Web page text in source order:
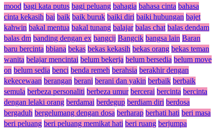
mood bagi kata putus bagi peluang bahagia bahasa cinta bahasa
cinta kekasih bai baik baik buruk baiki diri baiki hubungan bajet
kahwin bakal mentua bakal tunang balajar balas chat balas dendam
balas dm banding dengan ex bangcij Bangcik bangsa lain Baran
baru bercinta bbiana bekas bekas kekasih bekas orang bekas teman
wanita belajar mencintai belum bekerja belum bersedia belum move
on belum sedia benci benda remeh berahsia berakhir dengan
kekecewaan berangan berani berani dan yakin berbaik berbaik
semula berbeza personaliti berbeza umur bercerai bercinta bercinta
dengan lelaki orang berdamai berdegup berdiam diri berdosa
bergaduh bergelumang dengan dosa berharap berhati hati beri masa
beri peluang beri peluang memikat hati beri ruang berjumpa